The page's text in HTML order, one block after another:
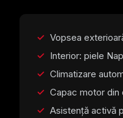
Vopsea
Interior: piele
Climatizare
Capac motor din
Asistență activă